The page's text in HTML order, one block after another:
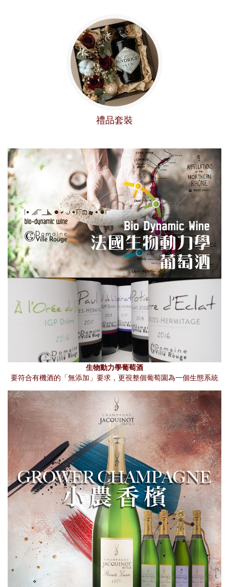
禮品套裝
生物動力學葡萄酒
要符合有機酒的「無添加」要求，更視整個葡萄園為一個生態系統